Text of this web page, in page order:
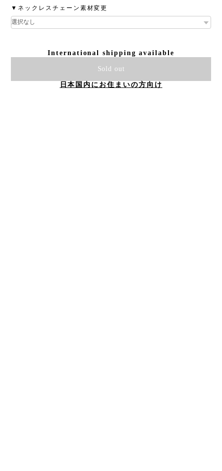
▼ネックレスチェーン素材変更
International shipping available
Sold out
日本国内にお住まいの方向け